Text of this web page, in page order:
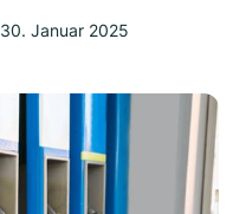
30. Januar 2025